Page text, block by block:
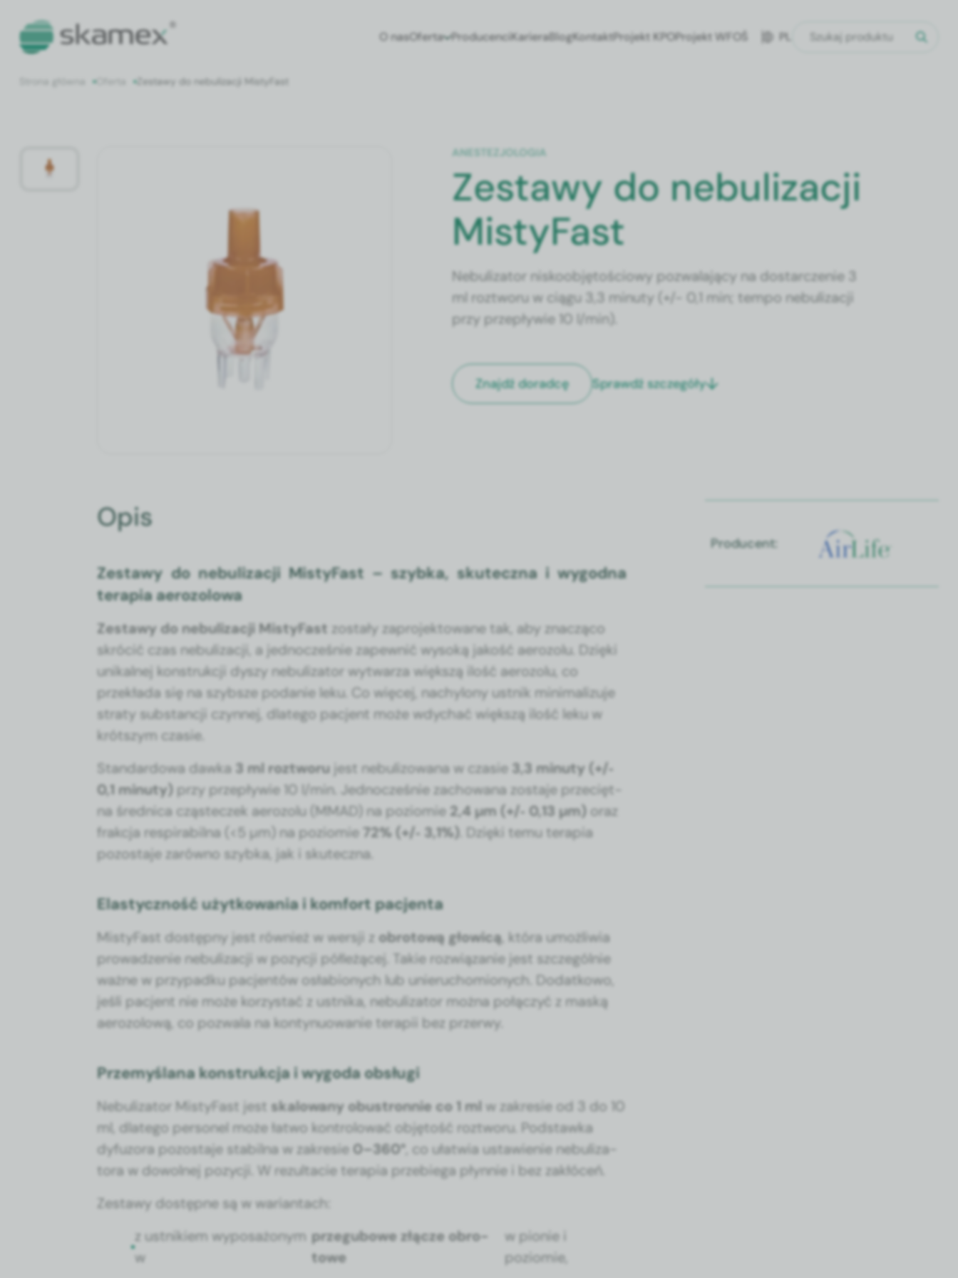
O nasOferta ProducenciKarieraBlogKontaktProjekt KPOProjekt WFOŚ PL
Oferta Zestawy do nebulizacji MistyFast
ANESTEZJOLOGIA
Zestawy do nebulizacji
MistyFast
Nebulizator niskoobjętościowy pozwalający na dostarczenie 3
ml roztworu w ciągu 3,3 minuty (+/- 0,1 min; tempo nebulizacji
przy przepływie 10 l/min).
Znajdź doradcę Sprawdź szczegóły
Opis
Zestawy do neb­u­liza­cji Misty­Fast – szy­b­ka, skutecz­na i wygod­na
ter­apia aero­zolowa
Zestawy do neb­u­liza­cji Misty­Fast zostały zapro­jek­towane tak, aby znaczą­co
skró­cić czas neb­u­liza­cji, a jed­nocześnie zapewnić wysoką jakość aero­zolu. Dzię­ki
unikalnej kon­strukcji dyszy neb­u­liza­tor wyt­warza więk­szą ilość aero­zolu, co
przekła­da się na szyb­sze podanie leku. Co więcej, nachy­lony ust­nik min­i­mal­izu­je
straty sub­stancji czyn­nej, dlat­ego pac­jent może wdy­chać więk­szą ilość leku w
krót­szym cza­sie.
Stan­dar­d­owa dawka 3 ml rozt­woru jest neb­u­li­zowana w cza­sie 3,3 min­u­ty (+/‑
0,1 min­u­ty) przy przepły­wie 10 l/min. Jed­nocześnie zachowana zosta­je prze­cięt­
na śred­ni­ca cząsteczek aero­zolu (MMAD) na poziomie 2,4 µm (+/‑ 0,13 µm) oraz
frakc­ja res­pirabil­na (<5 µm) na poziomie 72% (+/‑ 3,1%) . Dzię­ki temu ter­apia
pozosta­je zarówno szy­b­ka, jak i skutecz­na.
Elastyczność użytkowania i komfort pacjenta
Misty­Fast dostęp­ny jest również w wer­sji zobro­tową głow­icą, która umożli­wia
prowadze­nie neb­u­liza­cji w pozy­cji półleżącej. Takie rozwiązanie jest szczegól­nie
ważne w przy­pad­ku pac­jen­tów osłabionych lub unieru­chomionych. Dodatkowo,
jeśli pac­jent nie może korzys­tać z ust­ni­ka, neb­u­liza­tor moż­na połączyć z maską
aero­zolową, co pozwala na kon­tyn­uowanie ter­apii bez prz­er­wy.
Przemyślana konstrukcja i wygoda obsługi
Neb­u­liza­tor Misty­Fast jest skalowany obus­tron­nie co 1 ml w zakre­sie od 3 do 10
ml, dlat­ego per­son­el może łat­wo kon­trolować obję­tość rozt­woru. Pod­stawka
dyfu­zo­ra pozosta­je sta­bil­na w zakre­sie0–360° , co ułatwia ustaw­ie­nie neb­u­liza­
to­ra w dowol­nej pozy­cji. W rezulta­cie ter­apia prze­b­ie­ga płyn­nie i bez zakłóceń.
Zestawy dostęp­ne są w wari­antach:
z ust­nikiem wyposażonym
w
przegubowe złącze obro­
towe
w pio­nie i
poziomie,
Producent: